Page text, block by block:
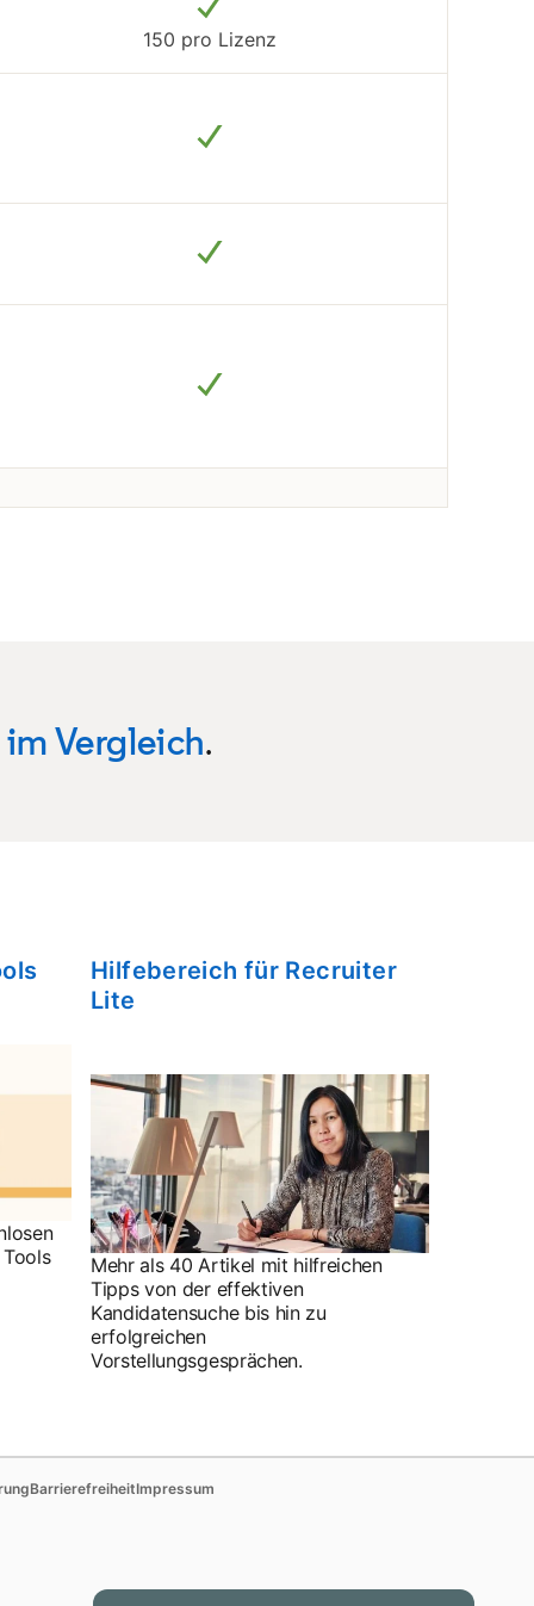
150 pro Lizenz
Vergleich.
Hilfebereich für Recruiter
Lite
Mehr als 40 Artikel mit hilfreichen
Tipps von der effektiven
Kandidatensuche bis hin zu
erfolgreichen
Vorstellungsgesprächen.
opens in a new tab
Barrierefreiheitopens in a new tab
Impressum